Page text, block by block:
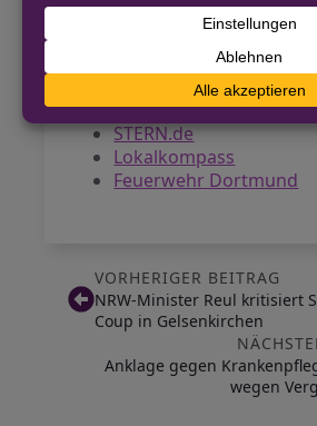
Schulungen für Betreuer,
Wohngruppen zu
STERN.de
Lokalkompass
Feuerwehr Dortmund
VORHERIGER BEITRAG
NRW-Minister Reul kritisiert
Coup in Gelsenkirchen
Anklage gegen
wegen